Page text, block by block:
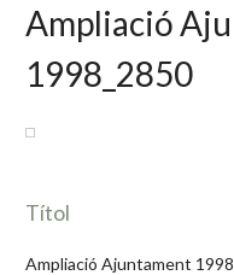
Ampliació
1998_2850
Títol
Ampliació Ajuntament